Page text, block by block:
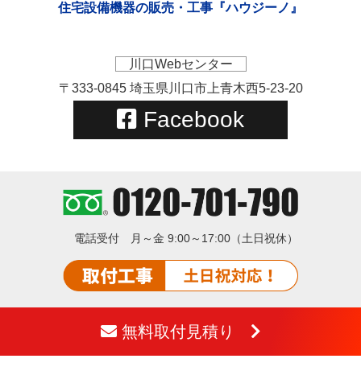
住宅設備機器の販売・工事『ハウジーノ』
川口Webセンター
〒333-0845 埼玉県川口市上青木西5-23-20
Facebook
電話受付 月～金 9:00～17:00（土日祝休）
無料取付見積り